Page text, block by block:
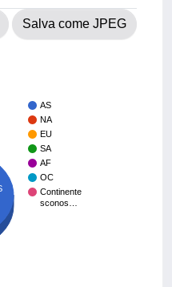
Salva come JPEG
AS
NA
EU
SA
AF
OC
Continente
sconos…